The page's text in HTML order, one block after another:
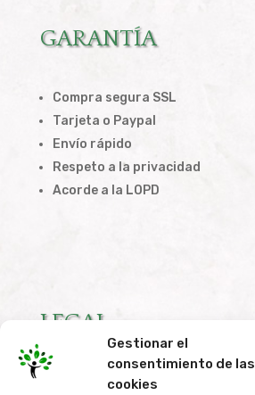
Gestionar el
consentimiento de las
cookies
GARANTÍA
Compra segura SSL
Tarjeta o Paypal
Envío rápido
Respeto a la privacidad
Acorde a la LOPD
LEGAL
Condiciones de Compra